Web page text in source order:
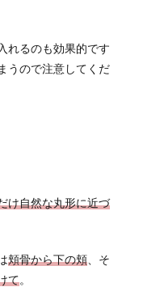
れるのも効果的です
うので注意してくだ
け自然な丸形に近づ
頬骨から下の頬 、そ
て。